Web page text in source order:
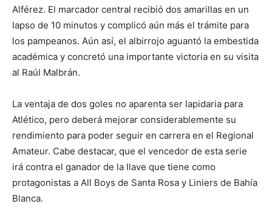
Alférez. El marcador central recibió dos amarillas en un
lapso de 10 minutos y complicó aún más el trámite para
los pampeanos. Aún así, el albirrojo aguantó la embestida
académica y concretó una importante victoria en su visita
al Raúl Malbrán.
La ventaja de dos goles no aparenta ser lapidaria para
Atlético, pero deberá mejorar considerablemente su
rendimiento para poder seguir en carrera en el Regional
Amateur. Cabe destacar, que el vencedor de esta serie
irá contra el ganador de la llave que tiene como
protagonistas a All Boys de Santa Rosa y Liniers de Bahía
Blanca.